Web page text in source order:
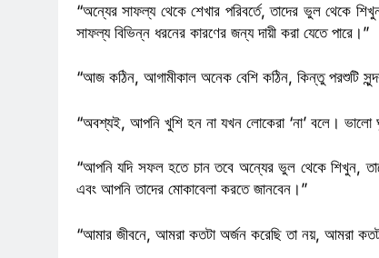
“অন্যের সাফল্য থেকে শেখার পরিবর্তে, তাদের ভুল থেকে
সাফল্য বিভিন্ন ধরনের কারণের জন্য দায়ী করা যেতে পারে।”
“আজ কঠিন, আগামীকাল অনেক বেশি কঠিন, কিন্তু পরশুটি
“অবশ্যই, আপনি খুশি হন না যখন লোকেরা ‘না’ বলে।
“আপনি যদি সফল হতে চান তবে অন্যের ভুল থেকে শিখুন,
এবং আপনি তাদের মোকাবেলা করতে জানবেন।”
“আমার জীবনে, আমরা কতটা অর্জন করেছি তা নয়, আমরা